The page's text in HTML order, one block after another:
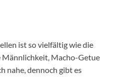
ist so vielfältig wie die
Männlichkeit, Macho-Getue
nahe, dennoch gibt es